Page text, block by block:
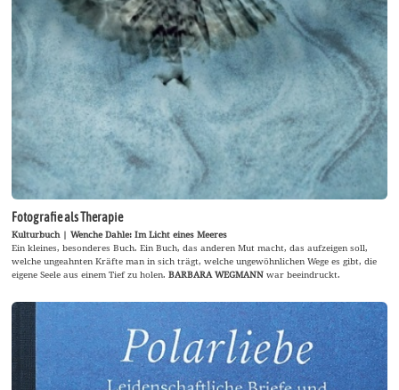
Fotografie als Therapie
Kulturbuch | Wenche Dahle: Im Licht eines Meeres
Ein kleines, besonderes Buch. Ein Buch, das anderen Mut macht, das aufzeigen soll,
welche ungeahnten Kräfte man in sich trägt, welche ungewöhnlichen Wege es gibt, die
eigene Seele aus einem Tief zu holen.BARBARA WEGMANNwar beeindruckt.